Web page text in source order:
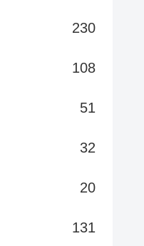
230
108
51
32
20
131